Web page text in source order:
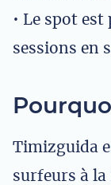
• Le spot
sessions en
Timizguida
surfeurs à la